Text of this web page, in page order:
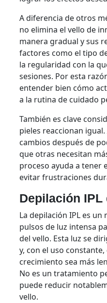
A diferencia de otros
no elimina el vello de
manera gradual y sus
factores como el tipo
la regularidad con la
sesiones. Por esta
entender bien cómo
a la rutina de cuidado
También es clave
pieles reaccionan
cambios después de
que otras necesitan
proceso ayuda a tener
evitar frustraciones
Depilación IPL
La depilación IPL es
pulsos de luz intensa
del vello. Esta luz se
y, con el uso
crecimiento sea más
No es un tratamiento
puede reducir
vello.